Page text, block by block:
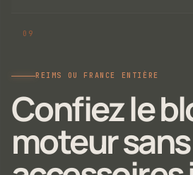
REIMS OU FRANCE ENTIÈRE
Confiez le
moteur sans